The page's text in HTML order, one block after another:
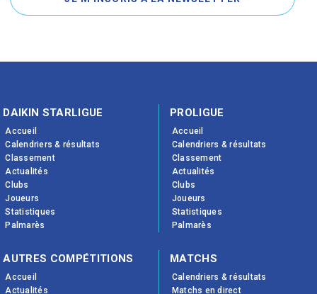
DAIKIN STARLIGUE
Accueil
Calendriers & résultats
Classement
Actualités
Clubs
Joueurs
Statistiques
Palmarès
PROLIGUE
Accueil
Calendriers & résultats
Classement
Actualités
Clubs
Joueurs
Statistiques
Palmarès
AUTRES COMPÉTITIONS
Accueil
Actualités
MATCHS
Calendriers & résultats
Matchs en direct